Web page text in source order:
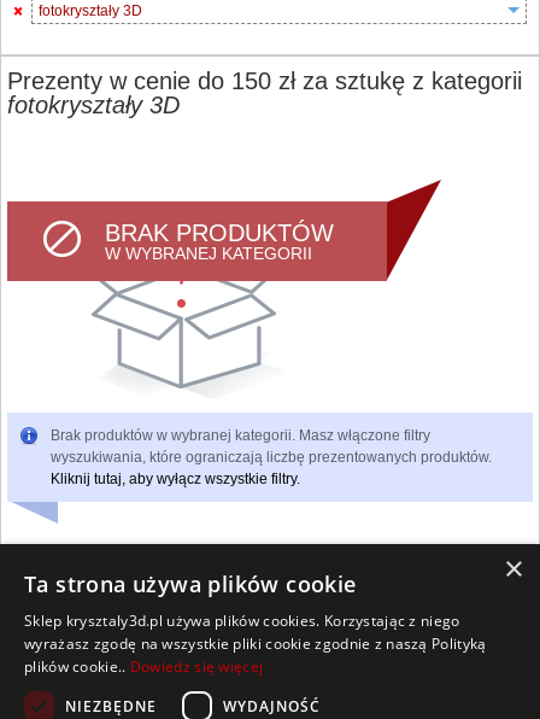
fotokryształy 3D
Prezenty w cenie do 150 zł za sztukę z kategorii
fotokryształy 3D
BRAK PRODUKTÓW
W WYBRANEJ KATEGORII
Brak produktów w wybranej kategorii. Masz włączone filtry
wyszukiwania, które ograniczają liczbę prezentowanych produktów.
Kliknij tutaj, aby wyłącz wszystkie filtry.
Wszelkie prawa zastrzeżone
Kontakt Współpraca Regulamin
Pomoc Strona główna
×
Ta strona używa plików cookie
Sklep krysztaly3d.pl używa plików cookies. Korzystając z niego
wyrażasz zgodę na wszystkie pliki cookie zgodnie z naszą Polityką
plików cookie.. Dowiedz się więcej
NIEZBĘDNE
WYDAJNOŚĆ